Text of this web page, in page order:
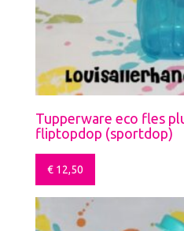
Tupperware eco fles
fliptopdop (sportdop)
€ 12,50